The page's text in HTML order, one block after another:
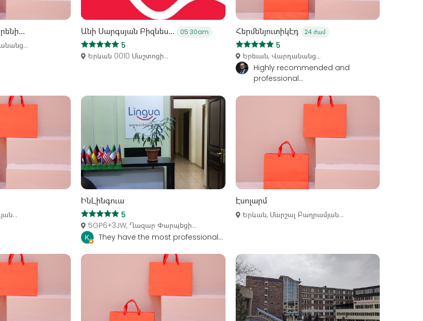
Անի Սարգսյան Բիզնես... 05:30am
5
Երևան 0010 Մաշտոցի...
ՀերմենյուտիկԷդ 24 ժամ
5
Երեւան, Վարդանանց...
Highly recommended and
professional...
ԻնԼինգուա
5
5GP6+3JW, Ղազար Փարպեցի...
They have the most professional...
Էսոլարմ
Երևան, Մարշալ Բաղրամյան...